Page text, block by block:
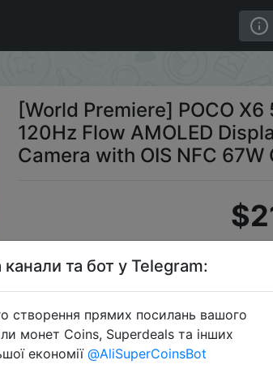
2 120Hz Flow AMOLED Display
[World Premiere] POCO
120Hz Flow AMOLED
Camera with OIS NFC 67W
Перейти
та бот у Telegram:
створення прямих посилань вашого
монет Coins, Superdeals та інших
економії @AliSuperCoinsBot